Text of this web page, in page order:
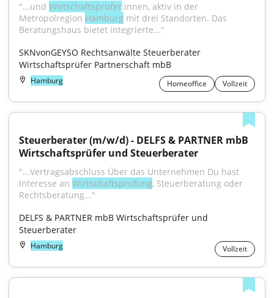
"...und Wirtschaftsprüfer:innen, aktiv in der
Metropolregion Hamburg mit drei Standorten. Das
Beratungshaus bietet integrierte..."
SKNvonGEYSO Rechtsanwälte Steuerberater
Wirtschaftsprüfer Partnerschaft mbB
Hamburg Homeoffice Vollzeit
Steuerberater (m/w/d) - DELFS & PARTNER mbB
Wirtschaftsprüfer und Steuerberater
"...Vertragsabschluss Über das Unternehmen Du hast
Interesse an Wirtschaftsprüfung, Steuerberatung oder
Rechtsberatung..."
DELFS & PARTNER mbB Wirtschaftsprüfer und
Steuerberater
Hamburg Vollzeit